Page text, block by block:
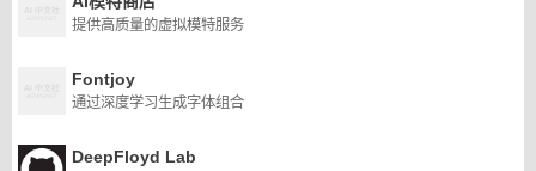
提供高质量的虚拟模特服务
Fontjoy
通过深度学习生成字体组合
DeepFloyd Lab